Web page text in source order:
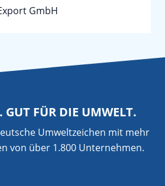
GmbH
GUT FÜR DIE UMWELT.
Umweltzeichen mit mehr
von über 1.800 Unternehmen.